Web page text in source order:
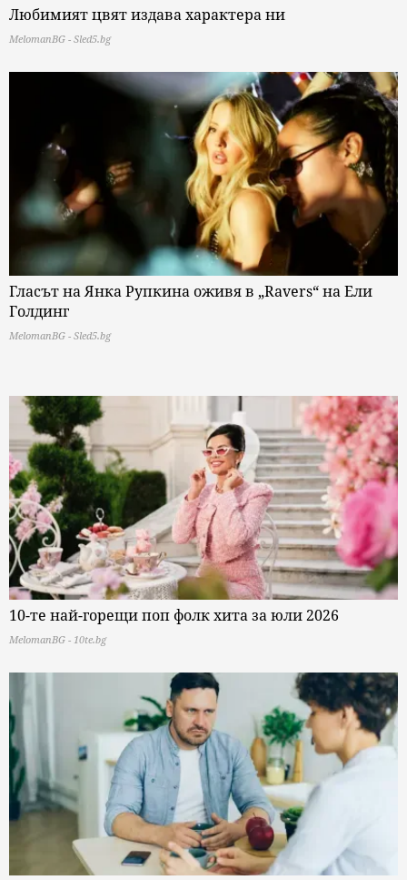
Любимият цвят издава характера ни
MelomanBG - Sled5.bg
Гласът на Янка Рупкина оживя в „Ravers“ на Ели
Голдинг
MelomanBG - Sled5.bg
10-те най-горещи поп фолк хита за юли 2026
MelomanBG - 10te.bg